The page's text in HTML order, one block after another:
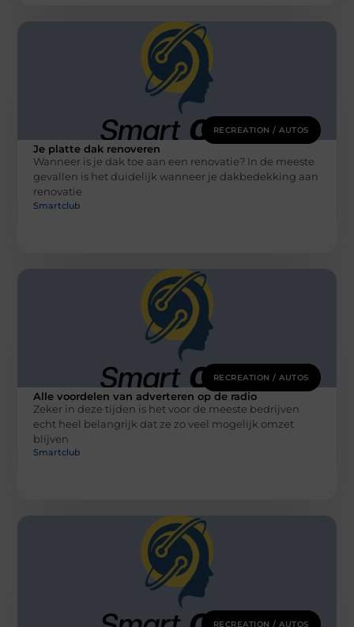
RECREATION / AUTOS
Je platte dak renoveren
Wanneer is je dak toe aan een renovatie? In de meeste
gevallen is het duidelijk wanneer je dakbedekking aan
renovatie
Smartclub
RECREATION / AUTOS
Alle voordelen van adverteren op de radio
Zeker in deze tijden is het voor de meeste bedrijven
echt heel belangrijk dat ze zo veel mogelijk omzet
blijven
Smartclub
RECREATION / AUTOS